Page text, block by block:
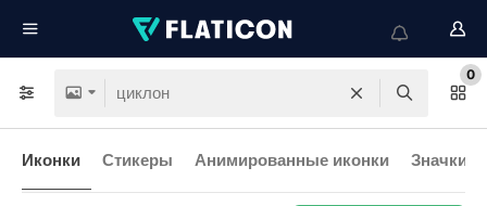
0
Иконки Стикеры Анимированные иконки Значки